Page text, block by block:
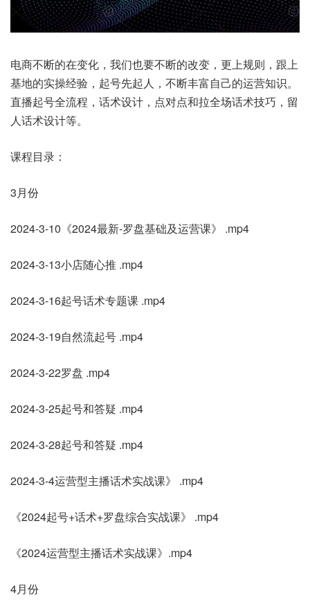
电商不断的在变化，我们也要不断的改变，更上规则，跟上
基地的实操经验，起号先起人，不断丰富自己的运营知识。
直播起号全流程，话术设计，点对点和拉全场话术技巧，留
人话术设计等。
课程目录：
3月份
2024-3-10《2024最新-罗盘基础及运营课》 .mp4
2024-3-13小店随心推 .mp4
2024-3-16起号话术专题课 .mp4
2024-3-19自然流起号 .mp4
2024-3-22罗盘 .mp4
2024-3-25起号和答疑 .mp4
2024-3-28起号和答疑 .mp4
2024-3-4运营型主播话术实战课》 .mp4
《2024起号+话术+罗盘综合实战课》 .mp4
《2024运营型主播话术实战课》.mp4
4月份